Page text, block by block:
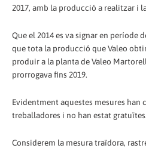
2017, amb la producció a realitzar i
Que el 2014 es va signar en període
que tota la producció que Valeo
produir a la planta de Valeo
prorrogava fins 2019.
Evidentment aquestes mesures han
treballadores i no han estat gratuïtes.
Considerem la mesura traïdora,